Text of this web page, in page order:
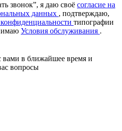
звонок”, я даю своё согласие на
данных , подтверждаю,
типографии
Условия обслуживания .
вами в ближайшее время и
вопросы